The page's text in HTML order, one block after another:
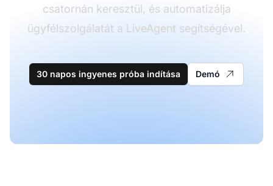
csatornán keresztül, és automatizálja
ügyfélszolgálatát a LiveAgent segítségével.
30 napos ingyenes próba indítása Demó